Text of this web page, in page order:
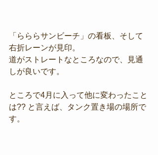
「らららサンビーチ」の看板、そして
右折レーンが見印。
道がストレートなところなので、見通
しが良いです。
ところで4月に入って他に変わったこと
は?? と言えば、タンク置き場の場所で
す。